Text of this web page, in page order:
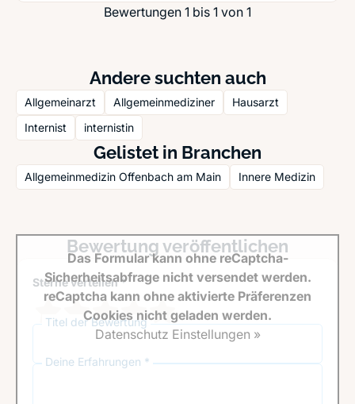
Bewertungen 1 bis 1 von 1
Andere suchten auch
Allgemeinarzt Allgemeinmediziner
Hausarzt
Internist
internistin
Gelistet in Branchen
Allgemeinmedizin Offenbach am Main Innere Medizin
Bewertung veröffentlichen
Sterne verteilen *
Titel der Bewertung
Deine Erfahrungen *
Das Formular kann ohne reCaptcha-
Sicherheitsabfrage nicht versendet werden.
reCaptcha kann ohne aktivierte Präferenzen
Cookies nicht geladen werden.
Datenschutz Einstellungen »